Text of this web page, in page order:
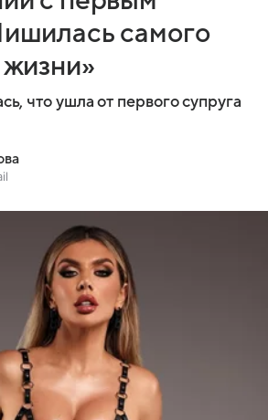
самого
что ушла от первого супруга